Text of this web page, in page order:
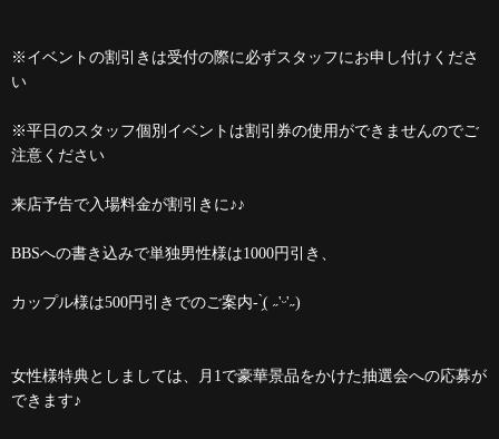
※イベントの割引きは受付の際に必ずスタッフにお申し付けくださ
い
※平日のスタッフ個別イベントは割引券の使用ができませんのでご
注意ください
来店予告で入場料金が割引きに♪♪
BBSへの書き込みで単独男性様は1000円引き、
カップル様は500円引きでのご案内- ̗̀( ˶'ᵕ'˶)
女性様特典としましては、月1で豪華景品をかけた抽選会への応募が
できます♪